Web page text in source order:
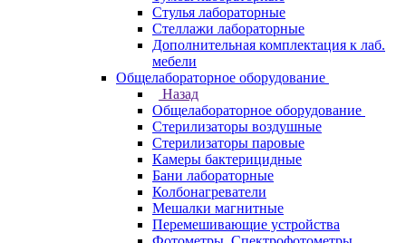
Стулья лабораторные
Стеллажи лабораторные
Дополнительная комплектация к лаб.
мебели
Общелабораторное оборудование
Назад
Общелабораторное оборудование
Стерилизаторы воздушные
Стерилизаторы паровые
Камеры бактерицидные
Бани лабораторные
Колбонагреватели
Мешалки магнитные
Перемешивающие устройства